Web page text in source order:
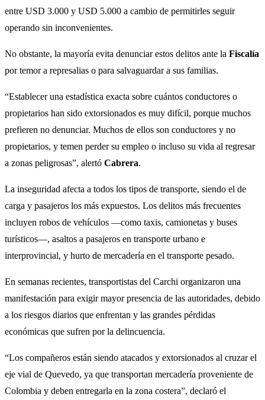
entre USD 3.000 y USD 5.000 a cambio de permitirles seguir
operando sin inconvenientes.
No obstante, la mayoría evita denunciar estos delitos ante la Fiscalía
por temor a represalias o para salvaguardar a sus familias.
“Establecer una estadística exacta sobre cuántos conductores o
propietarios han sido extorsionados es muy difícil, porque muchos
prefieren no denunciar. Muchos de ellos son conductores y no
propietarios, y temen perder su empleo o incluso su vida al regresar
a zonas peligrosas”, alertó Cabrera.
La inseguridad afecta a todos los tipos de transporte, siendo el de
carga y pasajeros los más expuestos. Los delitos más frecuentes
incluyen robos de vehículos —como taxis, camionetas y buses
turísticos—, asaltos a pasajeros en transporte urbano e
interprovincial, y hurto de mercadería en el transporte pesado.
En semanas recientes, transportistas del Carchi organizaron una
manifestación para exigir mayor presencia de las autoridades, debido
a los riesgos diarios que enfrentan y las grandes pérdidas
económicas que sufren por la delincuencia.
“Los compañeros están siendo atacados y extorsionados al cruzar el
eje vial de Quevedo, ya que transportan mercadería proveniente de
Colombia y deben entregarla en la zona costera”, declaró el